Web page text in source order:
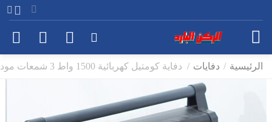
الرئيسية / دفايات / دفاية كومتيل كهربائية 1500 واط 3 شمعات موديل LX2832